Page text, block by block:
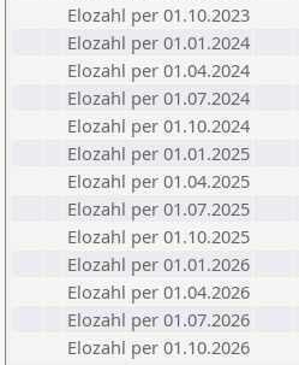
Elozahl per 01.10.2023
Elozahl per 01.01.2024
Elozahl per 01.04.2024
Elozahl per 01.07.2024
Elozahl per 01.10.2024
Elozahl per 01.01.2025
Elozahl per 01.04.2025
Elozahl per 01.07.2025
Elozahl per 01.10.2025
Elozahl per 01.01.2026
Elozahl per 01.04.2026
Elozahl per 01.07.2026
Elozahl per 01.10.2026